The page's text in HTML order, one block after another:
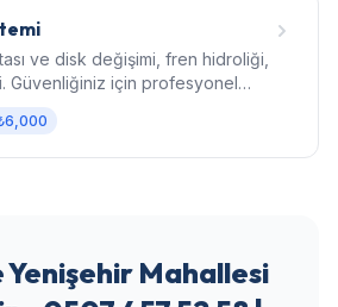
ve disk değişimi, fren hidroliği,
Güvenliğiniz için profesyonel
Yenişehir Mahallesi